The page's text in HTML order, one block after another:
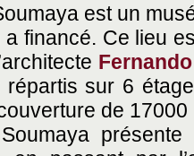
est un
a financé. Ce lieu
répartis sur 6
de